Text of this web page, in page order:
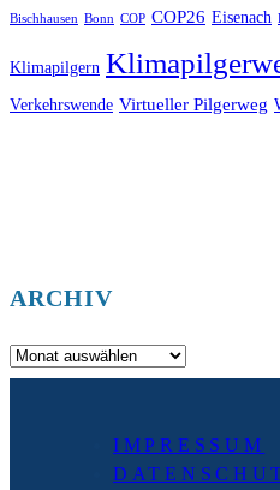
Bischhausen Bonn COP COP26 Eisenach
Klimapilgern
Verkehrswende Virtueller Pilgerweg
ARCHIV
Archiv
IMPRESSUM